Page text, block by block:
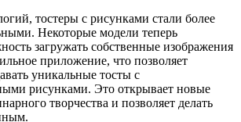
тостеры с рисунками стали более
Некоторые модели теперь
загружать собственные изображения
приложение, что позволяет
уникальные тосты с
рисунками. Это открывает новые
творчества и позволяет делать